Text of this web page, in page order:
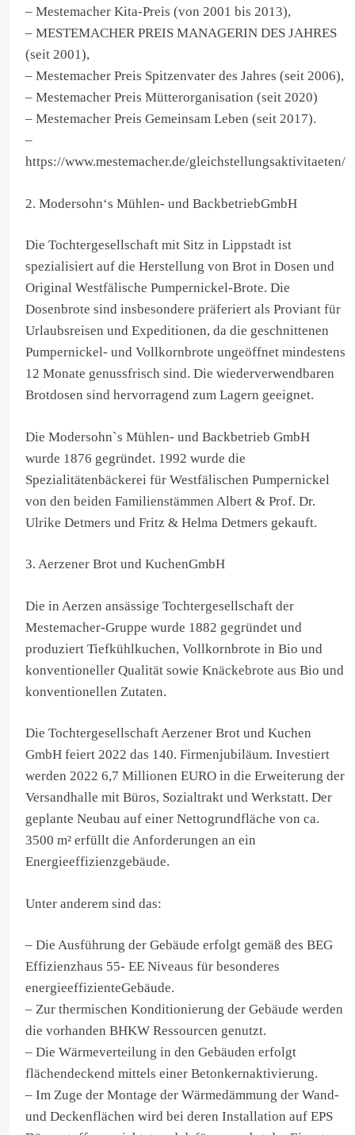
– Mestemacher Kita-Preis (von 2001 bis 2013),
– MESTEMACHER PREIS MANAGERIN DES JAHRES
(seit 2001),
– Mestemacher Preis Spitzenvater des Jahres (seit 2006),
– Mestemacher Preis Mütterorganisation (seit 2020)
– Mestemacher Preis Gemeinsam Leben (seit 2017).
–
https://www.mestemacher.de/gleichstellungsaktivitaeten/
2. Modersohn‘s Mühlen- und BackbetriebGmbH
Die Tochtergesellschaft mit Sitz in Lippstadt ist
spezialisiert auf die Herstellung von Brot in Dosen und
Original Westfälische Pumpernickel-Brote. Die
Dosenbrote sind insbesondere präferiert als Proviant für
Urlaubsreisen und Expeditionen, da die geschnittenen
Pumpernickel- und Vollkornbrote ungeöffnet mindestens
12 Monate genussfrisch sind. Die wiederverwendbaren
Brotdosen sind hervorragend zum Lagern geeignet.
Die Modersohn`s Mühlen- und Backbetrieb GmbH
wurde 1876 gegründet. 1992 wurde die
Spezialitätenbäckerei für Westfälischen Pumpernickel
von den beiden Familienstämmen Albert & Prof. Dr.
Ulrike Detmers und Fritz & Helma Detmers gekauft.
3. Aerzener Brot und KuchenGmbH
Die in Aerzen ansässige Tochtergesellschaft der
Mestemacher-Gruppe wurde 1882 gegründet und
produziert Tiefkühlkuchen, Vollkornbrote in Bio und
konventioneller Qualität sowie Knäckebrote aus Bio und
konventionellen Zutaten.
Die Tochtergesellschaft Aerzener Brot und Kuchen
GmbH feiert 2022 das 140. Firmenjubiläum. Investiert
werden 2022 6,7 Millionen EURO in die Erweiterung der
Versandhalle mit Büros, Sozialtrakt und Werkstatt. Der
geplante Neubau auf einer Nettogrundfläche von ca.
3500 m² erfüllt die Anforderungen an ein
Energieeffizienzgebäude.
Unter anderem sind das:
– Die Ausführung der Gebäude erfolgt gemäß des BEG
Effizienzhaus 55- EE Niveaus für besonderes
energieeffizienteGebäude.
– Zur thermischen Konditionierung der Gebäude werden
die vorhanden BHKW Ressourcen genutzt.
– Die Wärmeverteilung in den Gebäuden erfolgt
flächendeckend mittels einer Betonkernaktivierung.
– Im Zuge der Montage der Wärmedämmung der Wand-
und Deckenflächen wird bei deren Installation auf EPS